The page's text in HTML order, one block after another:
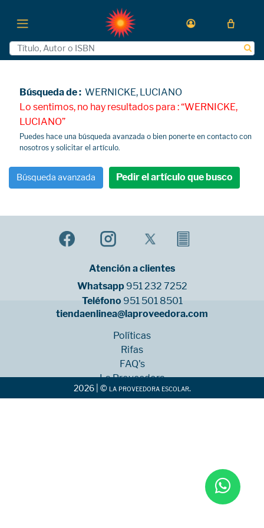
Búsqueda de : WERNICKE, LUCIANO
Lo sentimos, no hay resultados para : “WERNICKE,
LUCIANO”
Puedes hace una búsqueda avanzada o bien ponerte en contacto con
nosotros y solicitar el artículo.
Búsqueda avanzada Pedir el artículo que busco
Atención a clientes
Whatsapp 951 232 7252
Teléfono 951 501 8501
tiendaenlinea@laproveedora.com
Políticas
Rifas
FAQ's
La Proveedora
Sucursales
2026 | © la proveedora escolar.